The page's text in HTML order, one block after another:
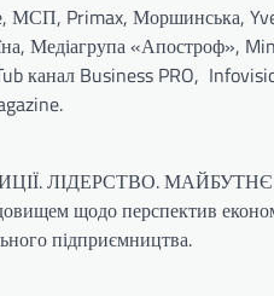
МСП, Primax, Моршинська,
Медіагрупа «Апостроф»,
канал Business PRO,
ЛІДЕРСТВО. МАЙБУТНЄ
щодо перспектив
підприємництва.